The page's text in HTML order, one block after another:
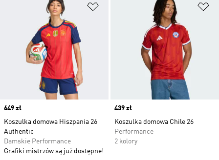
Dodaj do listy życzeń
Price
649 zł
Koszulka domowa Hiszpania 26
Authentic
Damskie Performance
Grafiki mistrzów są już dostępne!
Price
439 zł
Koszulka domowa Chile 26
Performance
2 kolory